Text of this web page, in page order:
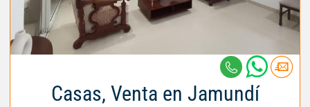
Casas, Venta en Jamundí